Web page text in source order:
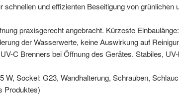
und effizienten Beseitigung von grünlichen
praxisgerecht angebracht. Kürzeste
der Wasserwerte, keine Auswirkung auf
C Brenners bei Öffnung des Gerätes. Stabiles,
Sockel: G23, Wandhalterung, Schrauben,
Produktes)